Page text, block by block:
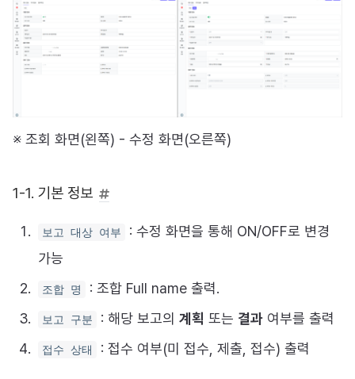
※ 조회 화면(왼쪽) - 수정 화면(오른쪽)
1-1. 기본 정보
보고 대상 여부
: 수정 화면을 통해 ON/OFF로 변경
가능
조합 명 : 조합 Full name 출력.
보고 구분 : 해당 보고의 계획 또는 결과 여부를 출력
접수 상태 : 접수 여부(미 접수, 제출, 접수) 출력